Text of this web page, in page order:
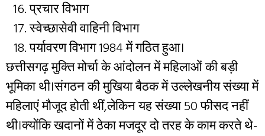
प्रचार विभाग
स्वेच्छासेवी वाहिनी विभाग
पर्यावरण विभाग 1984 में गठित हुआ।
छत्तीसगढ़ मुक्ति मोर्चा के आंदोलन में महिलाओं की बड़ी
भूमिका थी।संगठन की मुखिया बैठक में उल्लेखनीय संख्या में
महिलाएं मौजूद होती थीं,लेकिन यह संख्या 50 फीसद नहीं
थी।क्योंकि खदानों में ठेका मजदूर दो तरह के काम करते थे-